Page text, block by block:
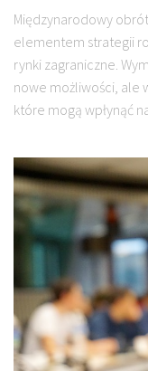
Międzynarodowy
elementem strategii
rynki zagraniczne.
nowe możliwości, ale
które mogą wpłynąć